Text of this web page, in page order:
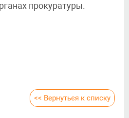
прокуратуры.
<< Вернуться к списку